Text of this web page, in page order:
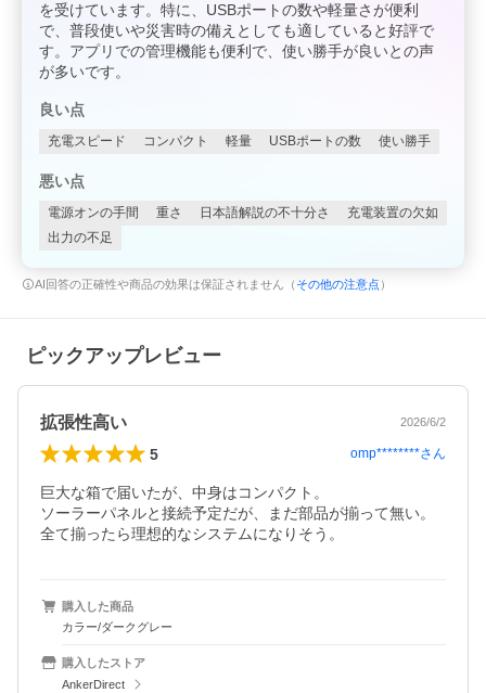
を受けています。特に、USBポートの数や軽量さが便利
で、普段使いや災害時の備えとしても適していると好評で
す。アプリでの管理機能も便利で、使い勝手が良いとの声
が多いです。
良い点
充電スピード コンパクト 軽量 USBポートの数 使い勝手
悪い点
電源オンの手間 重さ 日本語解説の不十分さ
充電装置の欠如
出力の不足
AI回答の正確性や商品の効果は保証されません（ その他の注意点 ）
ピックアップレビュー
拡張性高い 2026/6/2
5 omp********さん
巨大な箱で届いたが、中身はコンパクト。
ソーラーパネルと接続予定だが、まだ部品が揃って無い。
全て揃ったら理想的なシステムになりそう。
購入した商品
カラー/ダークグレー
購入したストア
AnkerDirect